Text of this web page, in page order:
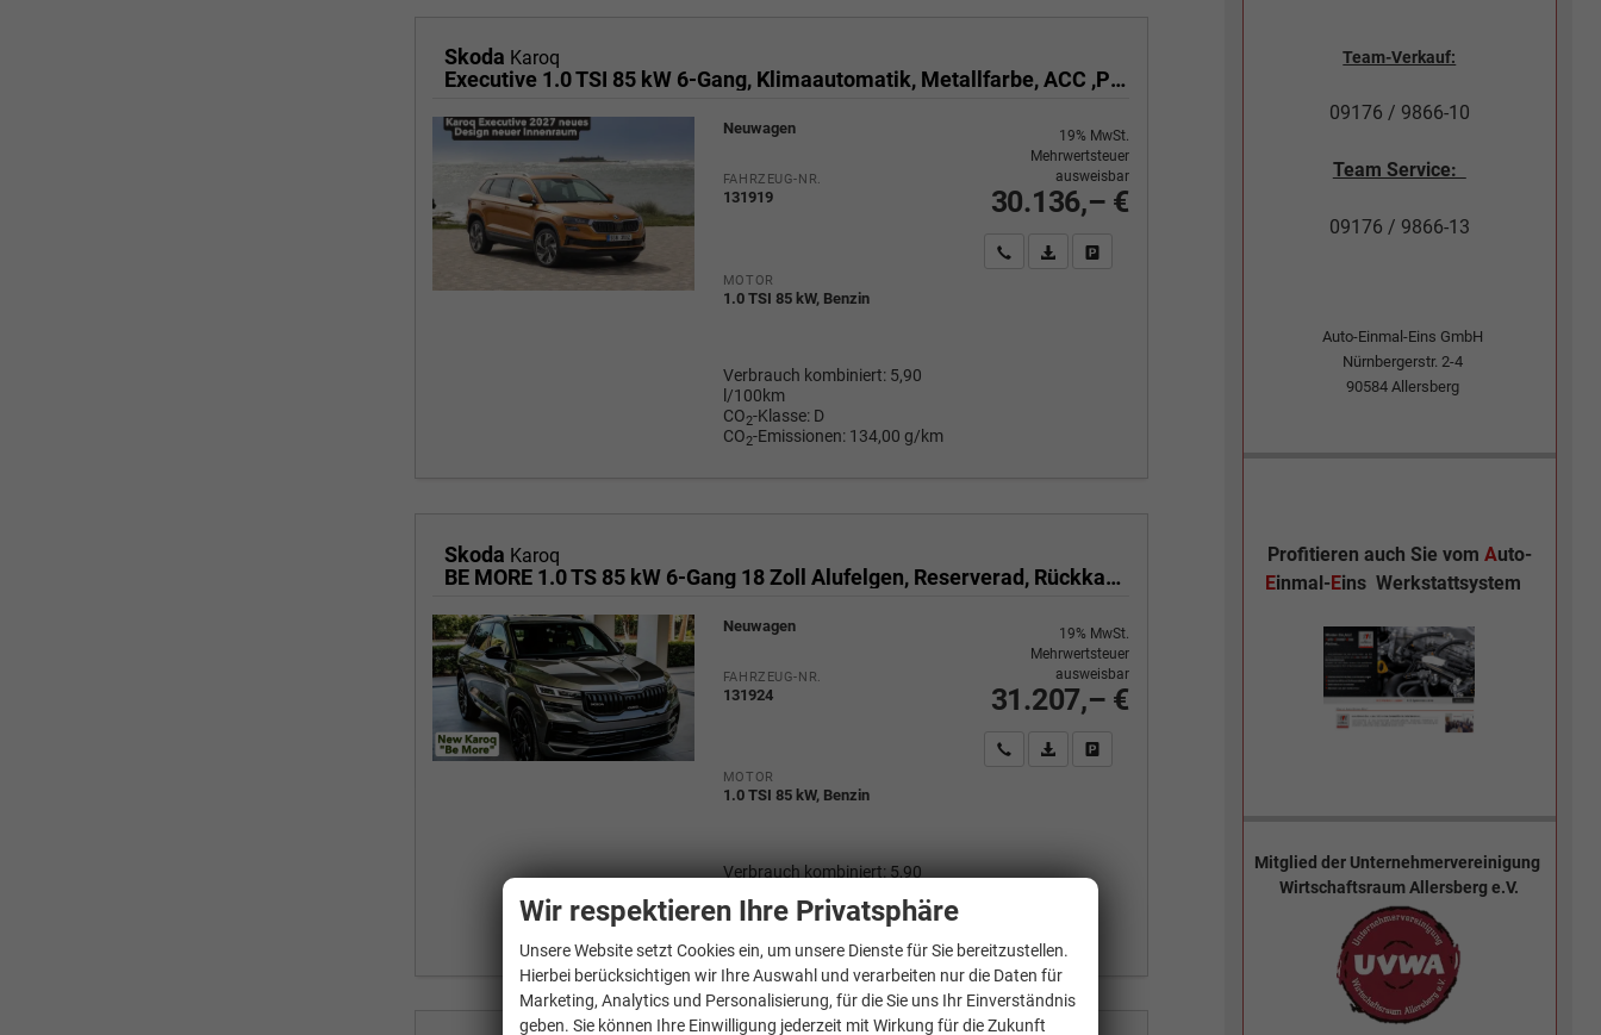
Skoda Karoq
Executive 1.0 TSI 85 kW 6-Gang, Klimaautomatik, Metallfarbe, ACC ,PDC v+h, LED, Smart Link, Rückkamera, Sun Set, Reserverad, 4 Jahre Garantie,
Neuwagen
FAHRZEUG-NR.
131919
MOTOR
1.0 TSI 85 kW, Benzin
Verbrauch kombiniert: 5,90
l/100km
CO2-Klasse: D
CO2-Emissionen: 134,00 g/km
30.136,– €
19% MwSt.
Mehrwertsteuer
ausweisbar
Wir rufen Sie anPDF-Fahrzeugexposé drucken
Skoda Karoq
BE MORE 1.0 TS 85 kW 6-Gang 18 Zoll Alufelgen, Reserverad, Rückkamera, Kessy Full, PDC 4+H, Klimaautomatik, Licht & Sicht Paket, Metallfarbe, Heckspoiler, Sun Set, Ambiente Light, LED, 4 Jahre Garantie,
Neuwagen
FAHRZEUG-NR.
131924
MOTOR
1.0 TSI 85 kW, Benzin
Verbrauch kombiniert: 5,90
CO
2-Klasse:D
134,00 g/km
31.207,– €
19% MwSt.
Mehrwertsteuer
ausweisbar
Wir rufen Sie anPDF-Fahrzeugexposé drucken
Team-Verkauf:
09176 / 9866-10
Team Service:
09176 / 9866-13
Auto-Einmal-Eins GmbH
Nürnbergerstr. 2-4
90584 Allersberg
Profitieren auch Sie vom Auto-
Einmal- Eins Werkstattsystem
Mitglied der Unternehmervereinigung
Wirtschaftsraum Allersberg e.V.
Wir respektieren Ihre Privatsphäre
Unsere Website setzt Cookies ein, um unsere Dienste für Sie bereitzustellen.
Hierbei berücksichtigen wir Ihre Auswahl und verarbeiten nur die Daten für
Marketing, Analytics und Personalisierung, für die Sie uns Ihr Einverständnis
geben. Sie können Ihre Einwilligung jederzeit mit Wirkung für die Zukunft